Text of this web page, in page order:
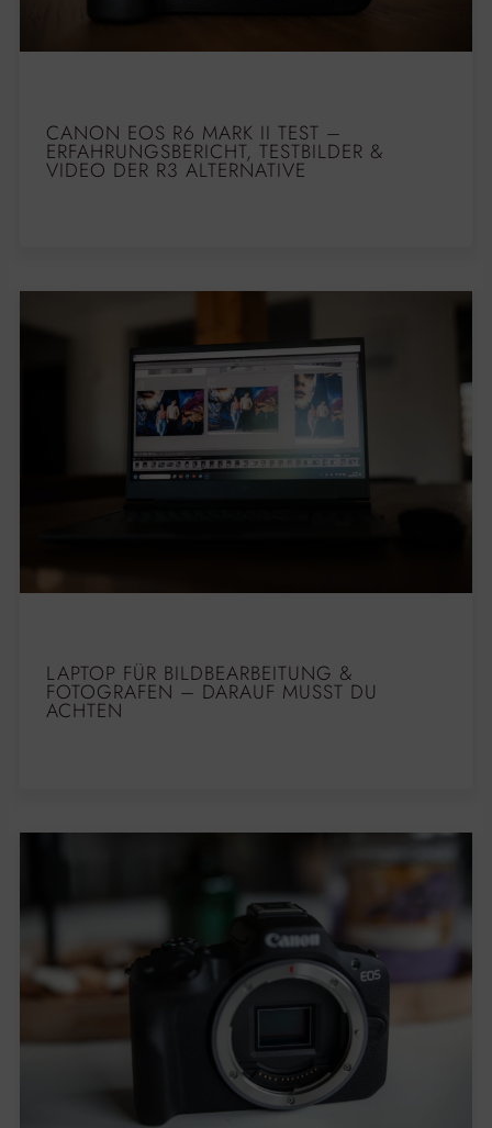
CANON EOS R6 MARK II TEST –
ERFAHRUNGSBERICHT, TESTBILDER &
VIDEO DER R3 ALTERNATIVE
LAPTOP FÜR BILDBEARBEITUNG &
FOTOGRAFEN – DARAUF MUSST DU
ACHTEN